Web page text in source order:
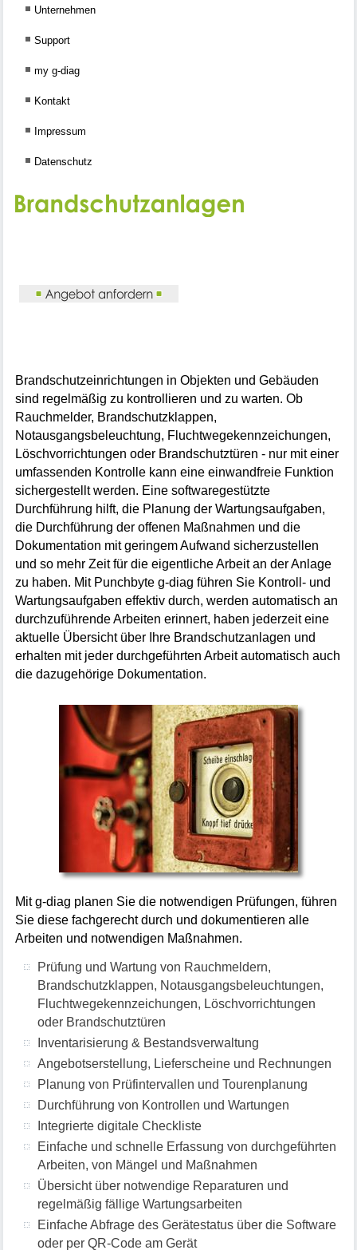
Unternehmen
Support
my g-diag
Kontakt
Impressum
Datenschutz
Brandschutzeinrichtungen in Objekten und Gebäuden
sind regelmäßig zu kontrollieren und zu warten. Ob
Rauchmelder, Brandschutzklappen,
Notausgangsbeleuchtung, Fluchtwegekennzeichungen,
Löschvorrichtungen oder Brandschutztüren - nur mit einer
umfassenden Kontrolle kann eine einwandfreie Funktion
sichergestellt werden. Eine softwaregestützte
Durchführung hilft, die Planung der Wartungsaufgaben,
die Durchführung der offenen Maßnahmen und die
Dokumentation mit geringem Aufwand sicherzustellen
und so mehr Zeit für die eigentliche Arbeit an der Anlage
zu haben. Mit Punchbyte g-diag führen Sie Kontroll- und
Wartungsaufgaben effektiv durch, werden automatisch an
durchzuführende Arbeiten erinnert, haben jederzeit eine
aktuelle Übersicht über Ihre Brandschutzanlagen und
erhalten mit jeder durchgeführten Arbeit automatisch auch
die dazugehörige Dokumentation.
Mit g-diag planen Sie die notwendigen Prüfungen, führen
Sie diese fachgerecht durch und dokumentieren alle
Arbeiten und notwendigen Maßnahmen.
Prüfung und Wartung von Rauchmeldern,
Brandschutzklappen, Notausgangsbeleuchtungen,
Fluchtwegekennzeichungen, Löschvorrichtungen
oder Brandschutztüren
Inventarisierung & Bestandsverwaltung
Angebotserstellung, Lieferscheine und Rechnungen
Planung von Prüfintervallen und Tourenplanung
Durchführung von Kontrollen und Wartungen
Integrierte digitale Checkliste
Einfache und schnelle Erfassung von durchgeführten
Arbeiten, von Mängel und Maßnahmen
Übersicht über notwendige Reparaturen und
regelmäßig fällige Wartungsarbeiten
Einfache Abfrage des Gerätestatus über die Software
oder per QR-Code am Gerät